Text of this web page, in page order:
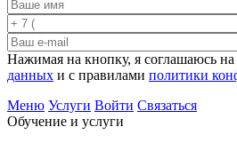
Нажимая на кнопку, я соглашаюсь на
данных и с правилами политики
Меню Услуги Войти Связаться
Обучение и услуги